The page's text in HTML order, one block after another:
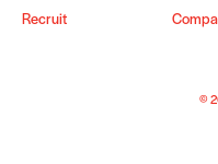
Recruit
©